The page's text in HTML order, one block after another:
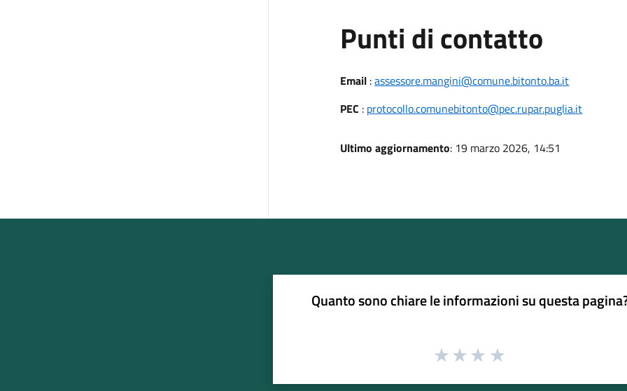
Punti di contatto
Email :assessore.mangini@comune.bitonto.ba.it
PEC : protocollo.comunebitonto@pec.rupar.puglia.it
Ultimo aggiornamento: 19 marzo 2026, 14:51
Quanto sono chiare le informazioni su questa